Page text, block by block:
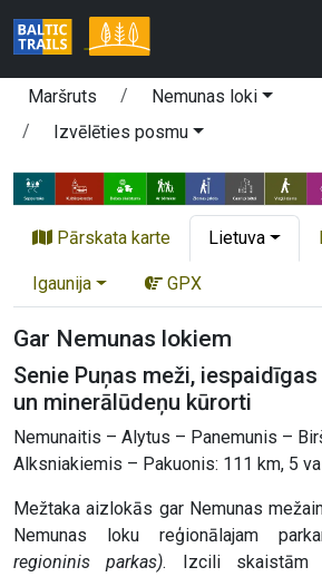
Maršruts
Nemunas loki
Izvēlēties posmu
Pārskata karte Lietuva
Igaunija GPX
Gar Nemunas lokiem
Senie Puņas meži,
un minerālūdeņu kūrorti
Nemunaitis – Alytus – Panemunis –
Alksniakiemis – Pakuonis: 111 km, 5
Mežtaka aizlokās gar Nemunas
Nemunas loku reģionālajam
regioninis parkas). Izcili skaistām